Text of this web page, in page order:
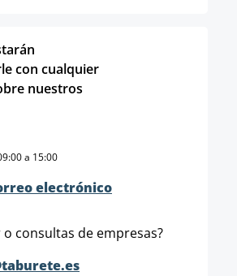
con cualquier
nuestros
a 15:00
electrónico
consultas de empresas?